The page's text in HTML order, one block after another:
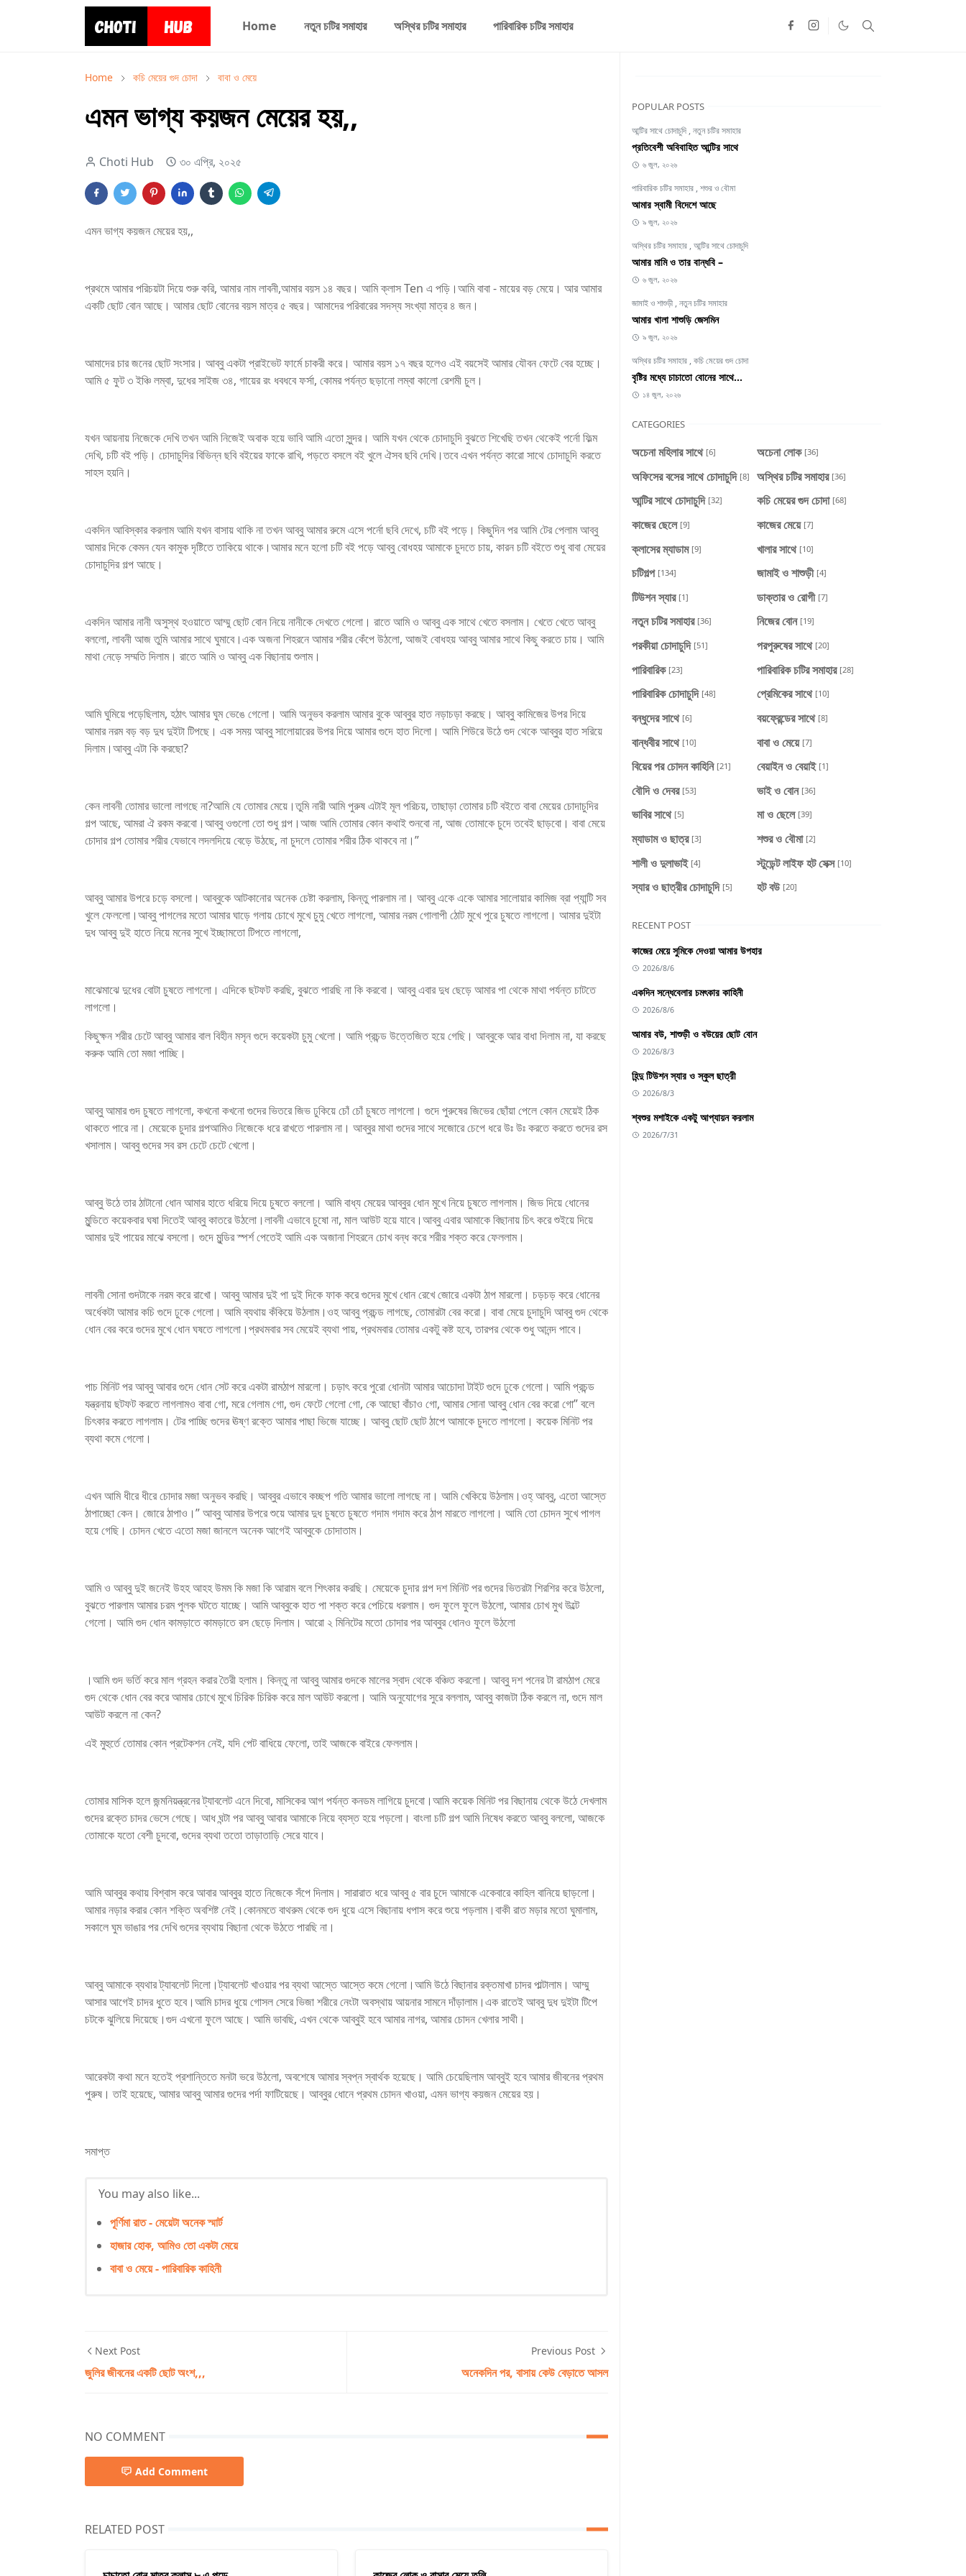
Home নতুন চটির সমাহার অস্থির চটির সমাহার পারিবারিক চটির সমাহার
Home কচি মেয়ের গুদ চোদা বাবা ও মেয়ে
এমন ভাগ্য কয়জন মেয়ের হয়,,
Choti Hub ৩০ এপ্রি, ২০২৫
এমন ভাগ্য কয়জন মেয়ের হয়,,
প্রথমে আমার পরিচয়টা দিয়ে শুরু করি, আমার নাম লাবনী,আমার বয়স ১৪ বছর। আমি ক্লাস Ten এ পড়ি।আমি বাবা - মায়ের বড় মেয়ে। আর আমার
একটি ছোট বোন আছে। আমার ছোট বোনের বয়স মাত্র ৫ বছর। আমাদের পরিবারের সদস্য সংখ্যা মাত্র ৪ জন।
আমাদের চার জনের ছোট সংসার। আব্বু একটা প্রাইভেট ফার্মে চাকরী করে। আমার বয়স ১৭ বছর হলেও এই বয়সেই আমার যৌবন ফেটে বের হচ্ছে।
আমি ৫ ফুট ৩ ইঞ্চি লম্বা, দুধের সাইজ ৩৪, গায়ের রং ধবধবে ফর্সা, কোমর পর্যন্ত ছড়ানো লম্বা কালো রেশমী চুল।
যখন আয়নায় নিজেকে দেখি তখন আমি নিজেই অবাক হয়ে ভাবি আমি এতো সুন্দর। আমি যখন থেকে চোদাচুদি বুঝতে শিখেছি তখন থেকেই পর্নো ফিল্ম
দেখি, চটি বই পড়ি। চোদাচুদির বিভিন্ন ছবি বইয়ের ফাকে রাখি, পড়তে বসলে বই খুলে ঐসব ছবি দেখি।তবে এখন পর্যন্ত কারো সাথে চোদাচুদি করতে
সাহস হয়নি।
একদিন আবিস্কার করলাম আমি যখন বাসায় থাকি না তখন আব্বু আমার রুমে এসে পর্নো ছবি দেখে, চটি বই পড়ে। কিছুদিন পর আমি টের পেলাম আব্বু
আমার দিকে কেমন যেন কামুক দৃষ্টিতে তাকিয়ে থাকে।আমার মনে হলো চটি বই পড়ে আব্বু বোধহয় আমাকে চুদতে চায়, কারন চটি বইতে শুধু বাবা মেয়ের
চোদাচুদির গল্প আছে।
একদিন আমার নানী অসুস্থ হওয়াতে আম্মু ছোট বোন নিয়ে নানীকে দেখতে গেলো। রাতে আমি ও আব্বু এক সাথে খেতে বসলাম। খেতে খেতে আব্বু
বললো, লাবনী আজ তুমি আমার সাথে ঘুমাবে।এক অজনা শিহরনে আমার শরীর কেঁপে উঠলো, আজই বোধহয় আব্বু আমার সাথে কিছু করতে চায়। আমি
মাথা নেড়ে সম্মতি দিলাম। রাতে আমি ও আব্বু এক বিছানায় শুলাম।
আমি ঘুমিয়ে পড়েছিলাম, হঠাৎ আমার ঘুম ভেঙে গেলো। আমি অনুভব করলাম আমার বুকে আব্বুর হাত নড়াচড়া করছে। আব্বু কামিজের উপর দিয়ে
আমার নরম বড় বড় দুধ দুইটা টিপছে। এক সময় আব্বু সালোয়ারের উপর দিয়ে আমার গুদে হাত দিলো। আমি শিউরে উঠে গুদ থেকে আব্বুর হাত সরিয়ে
দিলাম।আব্বু এটা কি করছো?
কেন লাবনী তোমার ভালো লাগছে না?আমি যে তোমার মেয়ে।তুমি নারী আমি পুরুষ এটাই মূল পরিচয়, তাছাড়া তোমার চটি বইতে বাবা মেয়ের চোদাচুদির
গল্প আছে, আমরা ঐ রকম করবো।আব্বু ওগুলো তো শুধু গল্প।আজ আমি তোমার কোন কথাই শুনবো না, আজ তোমাকে চুদে তবেই ছাড়বো। বাবা মেয়ে
চোদার গল্প তোমার শরীর যেভাবে লদলদিয়ে বেড়ে উঠছে, না চুদলে তোমার শরীর ঠিক থাকবে না।”
আব্বু আমার উপরে চড়ে বসলো। আব্বুকে আটকানোর অনেক চেষ্টা করলাম, কিন্তু পারলাম না। আব্বু একে একে আমার সালোয়ার কামিজ ব্রা প্যান্টি সব
খুলে ফেললো।আব্বু পাগলের মতো আমার ঘাড়ে গলায় চোখে মুখে চুমু খেতে লাগলো, আমার নরম গোলাপী ঠোট মুখে পুরে চুষতে লাগলো। আমার দুইটা
দুধ আব্বু দুই হাতে নিয়ে মনের সুখে ইচ্ছামতো টিপতে লাগলো,
মাঝেমাঝে দুধের বোটা চুষতে লাগলো। এদিকে ছটফট করছি, বুঝতে পারছি না কি করবো। আব্বু এবার দুধ ছেড়ে আমার পা থেকে মাথা পর্যন্ত চাটতে
লাগলো।
কিছুক্ষন শরীর চেটে আব্বু আমার বাল বিহীন মসৃন গুদে কয়েকটা চুমু খেলো। আমি প্রচন্ড উত্তেজিত হয়ে গেছি। আব্বুকে আর বাধা দিলাম না, যা করছে
করুক আমি তো মজা পাচ্ছি।
আব্বু আমার গুদ চুষতে লাগলো, কখনো কখনো গুদের ভিতরে জিভ ঢুকিয়ে চোঁ চোঁ চুষতে লাগলো। গুদে পুরুষের জিভের ছোঁয়া পেলে কোন মেয়েই ঠিক
থাকতে পারে না। মেয়েকে চুদার গল্পআমিও নিজেকে ধরে রাখতে পারলাম না। আব্বুর মাথা গুদের সাথে সজোরে চেপে ধরে উঃ উঃ করতে করতে গুদের রস
খসালাম। আব্বু গুদের সব রস চেটে চেটে খেলো।
আব্বু উঠে তার ঠাটানো ধোন আমার হাতে ধরিয়ে দিয়ে চুষতে বললো। আমি বাধ্য মেয়ের আব্বুর ধোন মুখে নিয়ে চুষতে লাগলাম। জিভ দিয়ে ধোনের
মুন্ডিতে কয়েকবার ঘষা দিতেই আব্বু কাতরে উঠলো।লাবনী এভাবে চুষো না, মাল আউট হয়ে যাবে।আব্বু এবার আমাকে বিছানায় চিৎ করে শুইয়ে দিয়ে
আমার দুই পায়ের মাঝে বসলো। গুদে মুন্ডির স্পর্শ পেতেই আমি এক অজানা শিহরনে চোখ বন্ধ করে শরীর শক্ত করে ফেললাম।
লাবনী সোনা গুদটাকে নরম করে রাখো। আব্বু আমার দুই পা দুই দিকে ফাক করে গুদের মুখে ধোন রেখে জোরে একটা ঠাপ মারলো। চড়চড় করে ধোনের
অর্ধেকটা আমার কচি গুদে ঢুকে গেলো। আমি ব্যথায় কঁকিয়ে উঠলাম।ওহ ‌আব্বু প্রচন্ড লাগছে, তোমারটা বের করো। বাবা মেয়ে চুদাচুদি আব্বু গুদ থেকে
ধোন বের করে গুদের মুখে ধোন ঘষতে লাগলো।প্রথমবার সব মেয়েই ব্যথা পায়, প্রথমবার তোমার একটু কষ্ট হবে, তারপর থেকে শুধু আনন্দ পাবে।
পাচ মিনিট পর আব্বু আবার গুদে ধোন সেট করে একটা রামঠাপ মারলো। চড়াৎ করে পুরো ধোনটা আমার আচোদা টাইট গুদে ঢুকে গেলো। আমি প্রচন্ড
যন্ত্রনায় ছটফট করতে লাগলামও বাবা গো, মরে গেলাম গো, গুদ ফেটে গেলো গো, কে আছো বাঁচাও গো, আমার সোনা আব্বু ধোন বের করো গো” বলে
চিৎকার করতে লাগলাম। টের পাচ্ছি গুদের ঊষ্ণ রক্তে আমার পাছা ভিজে যাচ্ছে। আব্বু ছোট ছোট ঠাপে আমাকে চুদতে লাগলো। কয়েক মিনিট পর
ব্যথা কমে গেলো।
এখন আমি ধীরে ধীরে চোদার মজা অনুভব করছি। আব্বুর এভাবে কচ্ছপ গতি আমার ভালো লাগছে না। আমি খেকিয়ে উঠলাম।ওহ্ আব্বু, এতো আস্তে
ঠাপাচ্ছো কেন। জোরে ঠাপাও।” আব্বু আমার উপরে শুয়ে আমার দুধ চুষতে চুষতে গদাম গদাম করে ঠাপ মারতে লাগলো। আমি তো চোদন সুখে পাগল
হয়ে গেছি। চোদন খেতে এতো মজা জানলে অনেক আগেই আব্বুকে চোদাতাম।
আমি ও আব্বু দুই জনেই উহহ আহহ উমম কি মজা কি আরাম বলে শিৎকার করছি। মেয়েকে চুদার গল্প দশ মিনিট পর গুদের ভিতরটা শিরশির করে উঠলো,
বুঝতে পারলাম আমার চরম পুলক ঘটতে যাচ্ছে। আমি আব্বুকে হাত পা শক্ত করে পেচিয়ে ধরলাম। গুদ ফুলে ফুলে উঠলো, আমার চোখ মুখ উল্টে
গেলো। আমি গুদ ধোন কামড়াতে কামড়াতে রস ছেড়ে দিলাম। আরো ২ মিনিটের মতো চোদার পর আব্বুর ধোনও ফুলে উঠলো
।আমি গুদ ভর্তি করে মাল গ্রহন করার তৈরী হলাম। কিন্তু না আব্বু আমার গুদকে মালের স্বাদ থেকে বঞ্চিত করলো। আব্বু দশ পনের টা রামঠাপ মেরে
গুদ থেকে ধোন বের করে আমার চোখে মুখে চিরিক চিরিক করে মাল আউট করলো। আমি অনুযোগের সুরে বললাম, আব্বু কাজটা ঠিক করলে না, গুদে মাল
আউট করলে না কেন?
এই মুহুর্তে তোমার কোন প্রটেকশন নেই, যদি পেট বাধিয়ে ফেলো, তাই আজকে বাইরে ফেললাম।
তোমার মাসিক হলে জন্মনিয়ন্ত্রনের ট্যাবলেট এনে দিবো, মাসিকের আগ পর্যন্ত কনডম লাগিয়ে চুদবো।আমি কয়েক মিনিট পর বিছানায় থেকে উঠে দেখলাম
গুদের রক্তে চাদর ভেসে গেছে। আধ ঘন্টা পর আব্বু আবার আমাকে নিয়ে ব্যস্ত হয়ে পড়লো। বাংলা চটি গল্প আমি নিষেধ করতে আব্বু বললো, আজকে
তোমাকে যতো বেশী চুদবো, গুদের ব্যথা ততো তাড়াতাড়ি সেরে যাবে।
আমি আব্বুর কথায় বিশ্বাস করে আবার আব্বুর হাতে নিজেকে সঁপে দিলাম। সারারাত ধরে আব্বু ৫ বার চুদে আমাকে একেবারে কাহিল বানিয়ে ছাড়লো।
আমার নড়ার করার কোন শক্তি অবশিষ্ট নেই।কোনমতে বাথরুম থেকে গুদ ধুয়ে এসে বিছানায় ধপাস করে শুয়ে পড়লাম।বাকী রাত মড়ার মতো ঘুমালাম,
সকালে ঘুম ভাঙার পর দেখি গুদের ব্যথায় বিছানা থেকে উঠতে পারছি না।
আব্বু আমাকে ব্যথার ট্যাবলেট দিলো।ট্যাবলেট খাওয়ার পর ব্যথা আস্তে আস্তে কমে গেলো।আমি উঠে বিছানার রক্তমাখা চাদর পাল্টালাম। আম্মু
আসার আগেই চাদর ধুতে হবে।আমি চাদর ধুয়ে গোসল সেরে ভিজা শরীরে নেংটা অবস্থায় আয়নার সামনে দাঁড়ালাম।এক রাতেই আব্বু দুধ দুইটা টিপে
চটকে ঝুলিয়ে দিয়েছে।গুদ এখনো ফুলে আছে। আমি ভাবছি, এখন থেকে আব্বুই হবে আমার নাগর, আমার চোদন খেলার সাথী।
আরেকটা কথা মনে হতেই প্রশান্তিতে মনটা ভরে উঠলো, অবশেষে আমার স্বপ্ন স্বার্থক হয়েছে। আমি চেয়েছিলাম আব্বুই হবে আমার জীবনের প্রথম
পুরুষ। তাই হয়েছে, আমার আব্বু আমার গুদের পর্দা ফাটিয়েছে। আব্বুর ধোনে প্রথম চোদন খাওয়া, এমন ভাগ্য কয়জন মেয়ের হয়।
সমাপ্ত
You may also like...
পূর্ণিমা রাত - মেয়েটা অনেক স্মার্ট
হাজার হোক, আমিও তো একটা মেয়ে
বাবা ও মেয়ে - পারিবারিক কাহিনী
Next Post
জুলির জীবনের একটি ছোট অংশ,,,
Previous Post
অনেকদিন পর, বাসায় কেউ বেড়াতে আসল
NO COMMENT
Add Comment
RELATED POST
POPULAR POSTS
আন্টির সাথে চোদাচুদি ,নতুন চটির সমাহার
প্রতিবেশী অবিবাহিত আন্টির সাথে
৬ জুল, ২০২৬
পারিবারিক চটির সমাহার ,শশুর ও বৌমা
আমার স্বামী বিদেশে আছে
৯ জুল, ২০২৬
অস্থির চটির সমাহার ,আন্টির সাথে চোদাচুদি
আমার মামি ও তার বান্ধবি –
৬ জুল, ২০২৬
জামাই ও শাশুড়ী ,নতুন চটির সমাহার
আমার খালা শাশুড়ি জেসমিন
৯ জুল, ২০২৬
অস্থির চটির সমাহার ,কচি মেয়ের গুদ চোদা
বৃষ্টির মধ্যে চাচাতো বোনের সাথে...
১৪ জুল, ২০২৬
CATEGORIES
অচেনা মহিলার সাথে [6] অচেনা লোক [36]
অফিসের বসের সাথে চোদাচুদি [8] অস্থির চটির সমাহার [36]
আন্টির সাথে চোদাচুদি [32] কচি মেয়ের গুদ চোদা [68]
কাজের ছেলে [9] কাজের মেয়ে [7]
ক্লাসের ম্যাডাম [9] খালার সাথে [10]
চটিগল্প [134] জামাই ও শাশুড়ী [4]
টিউশন স্যার [1] ডাক্তার ও রোগী [7]
নতুন চটির সমাহার [36] নিজের বোন [19]
পরকীয়া চোদাচুদি [51] পরপুরুষের সাথে [20]
পারিবারিক [23] পারিবারিক চটির সমাহার [28]
পারিবারিক চোদাচুদি [48] প্রেমিকের সাথে [10]
বন্ধুদের সাথে [6] বয়ফ্রেন্ডের সাথে [8]
বান্ধবীর সাথে [10] বাবা ও মেয়ে [7]
বিয়ের পর চোদন কাহিনি [21] বেয়াইন ও বেয়াই [1]
বৌদি ও দেবর [53] ভাই ও বোন [36]
ভাবির সাথে [5] মা ও ছেলে [39]
ম্যাডাম ও ছাত্র [3] শশুর ও বৌমা [2]
শালী ও দুলাভাই [4] স্টুডেন্ট লাইফ হট সেক্স [10]
স্যার ও ছাত্রীর চোদাচুদি [5] হট বউ [20]
RECENT POST
কাজের মেয়ে সুমিকে দেওয়া আমার উপহার
2026/8/6
একদিন সন্ধেবেলার চমৎকার কাহিনী
2026/8/6
আমার বউ, শাশুড়ী ও বউয়ের ছোট বোন
2026/8/3
হিন্দু টিউশন স্যার ও স্কুল ছাত্রী
2026/8/3
শ্বশুর মশাইকে একটু আপ্যায়ন করলাম
2026/7/31